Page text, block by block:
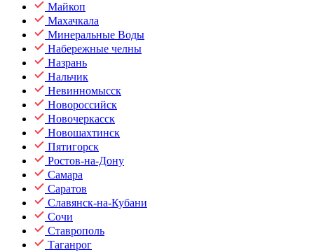
Майкоп
Махачкала
Минеральные Воды
Набережные челны
Назрань
Нальчик
Невинномысск
Новороссийск
Новочеркасск
Новошахтинск
Пятигорск
Ростов-на-Дону
Самара
Саратов
Славянск-на-Кубани
Сочи
Ставрополь
Таганрог